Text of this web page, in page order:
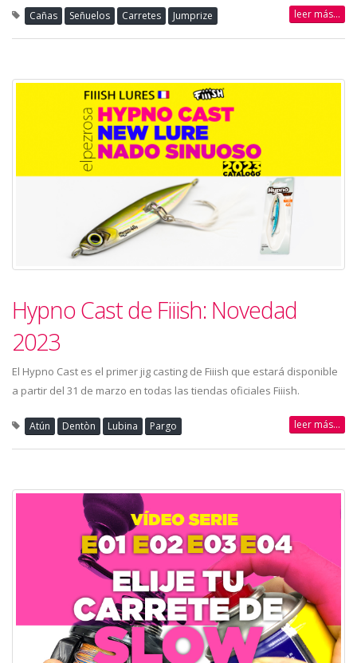
Cañas Señuelos Carretes Jumprize leer más...
Hypno Cast de Fiiish: Novedad
2023
El Hypno Cast es el primer jig casting de Fiiish que estará disponible
a partir del 31 de marzo en todas las tiendas oficiales Fiiish.
Atún Dentòn Lubina Pargo leer más...